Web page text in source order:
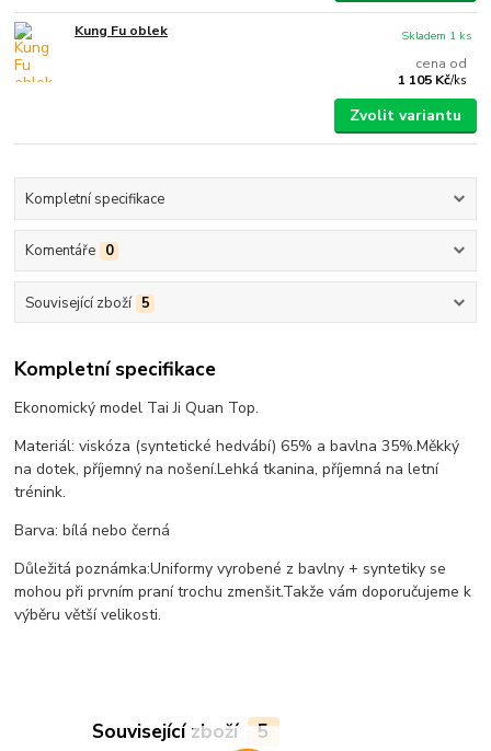
Kung Fu oblek
cena od
1 105 Kč/ks
Skladem 1 ks
Zvolit variantu
Kompletní specifikace
Komentáře 0
Související zboží 5
Kompletní specifikace
Ekonomický model Tai Ji Quan Top.
Materiál: viskóza (syntetické hedvábí) 65% a bavlna 35%.Měkký
na dotek, příjemný na nošení.Lehká tkanina, příjemná na letní
trénink.
Barva: bílá nebo černá
Důležitá poznámka:Uniformy vyrobené z bavlny + syntetiky se
mohou při prvním praní trochu zmenšit.Takže vám doporučujeme k
výběru větší velikosti.
Související zboží 5